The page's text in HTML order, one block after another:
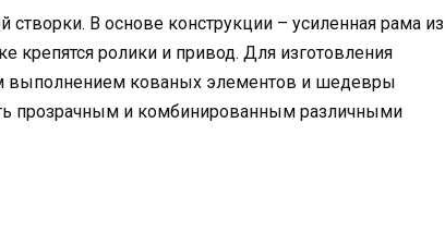
створки. В основе конструкции – усиленная рама из
крепятся ролики и привод. Для изготовления
выполнением кованых элементов и шедевры
прозрачным и комбинированным различными